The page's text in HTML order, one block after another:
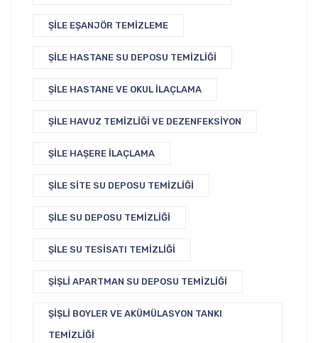
ŞILE EŞANJÖR TEMIZLEME
ŞILE HASTANE SU DEPOSU TEMIZLIĞI
ŞILE HASTANE VE OKUL İLAÇLAMA
ŞILE HAVUZ TEMIZLIĞI VE DEZENFEKSIYON
ŞILE HAŞERE İLAÇLAMA
ŞILE SITE SU DEPOSU TEMIZLIĞI
ŞILE SU DEPOSU TEMIZLIĞI
ŞILE SU TESISATI TEMIZLIĞI
ŞIŞLI APARTMAN SU DEPOSU TEMIZLIĞI
ŞIŞLI BOYLER VE AKÜMÜLASYON TANKI
TEMIZLIĞI